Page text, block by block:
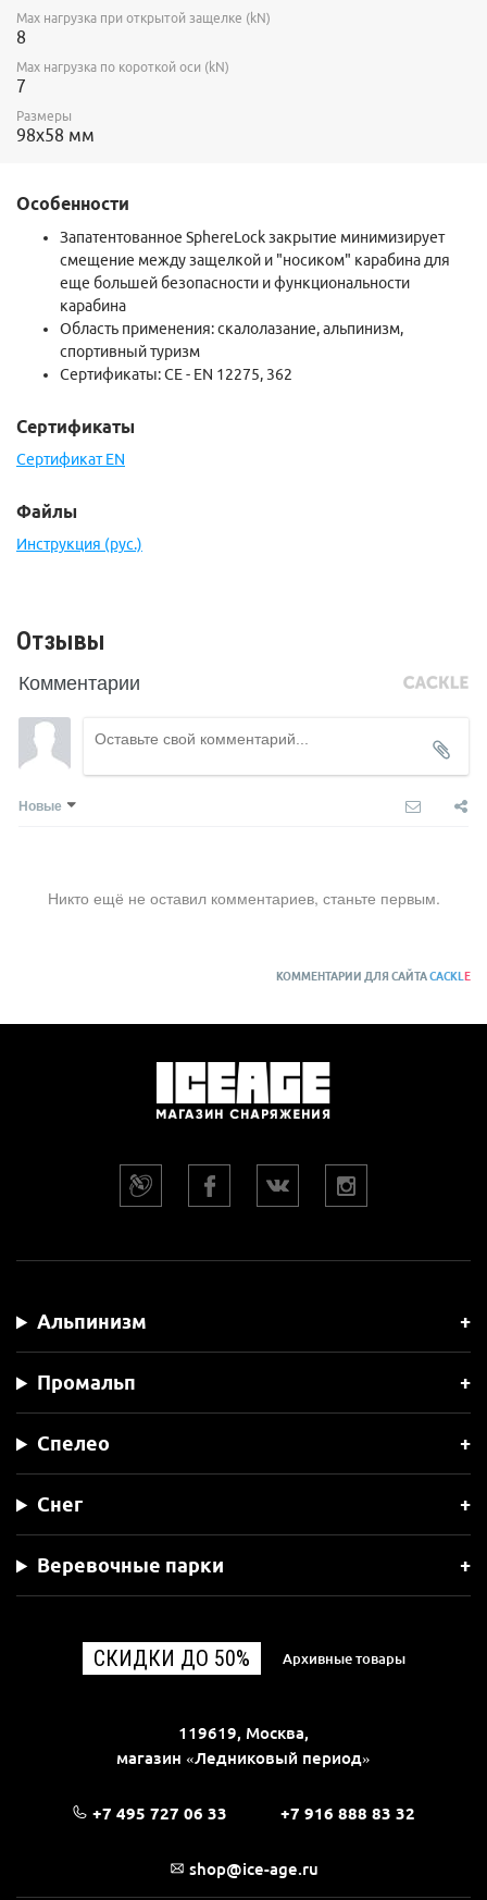
Max нагрузка при открытой защелке (kN)
8
Max нагрузка по короткой оси (kN)
7
Размеры
98х58 мм
Особенности
Запатентованное SphereLock закрытие минимизирует
смещение между защелкой и "носиком" карабина для
еще большей безопасности и функциональности
карабина
Область применения:скалолазание, альпинизм,
спортивный туризм
Сертификаты: CE - EN 12275, 362
Сертификаты
Сертификат EN
Файлы
Инструкция (рус.)
Отзывы
Комментарии
Новые
Никто ещё не оставил комментариев, станьте первым.
КОММЕНТАРИИ ДЛЯ САЙТАCACKL E
Альпинизм
Промальп
Спелео
Снег
Веревочные парки
СКИДКИ ДО 50% Архивные товары
119619, Москва,
магазин «Ледниковый период»
+7 495 727 06 33 +7 916 888 83 32
shop@ice-age.ru